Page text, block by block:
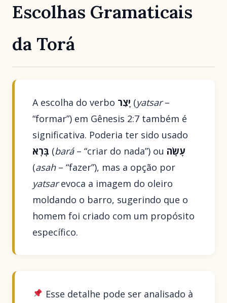
Escolhas Gramaticais
da Torá
A escolha do verbo יָצַר (yatsar–
“formar”) em Gênesis 2:7 também é
significativa. Poderia ter sido usado
בָּרָא (bará– “criar do nada”) ou עָשָׂה
(asah– “fazer”), mas a opção por
yatsarevoca a imagem do oleiro
moldando o barro, sugerindo que o
homem foi criado com um propósito
específico.
Esse detalhe pode ser analisado à